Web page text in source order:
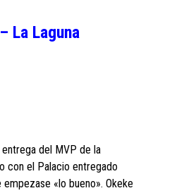
La Laguna
del MVP de la
con el Palacio entregado
«lo bueno». Okeke